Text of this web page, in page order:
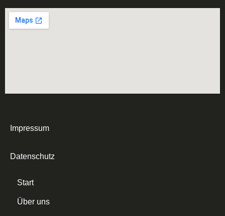
Impressum
Datenschutz
Start
Über uns